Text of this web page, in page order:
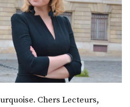
Chers Lecteurs,